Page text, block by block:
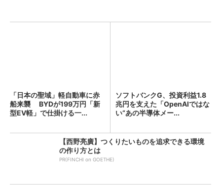
「日本の聖域」軽自動車に赤
船来襲 BYDが199万円「新
型EV軽」で仕掛ける一...
ソフトバンクG、投資利益1.8
兆円を支えた「OpenAIではな
い“あの半導体メー...
【西野亮廣】つくりたいものを追求できる環境
の作り方とは
PR(FINCHI on GOETHE)